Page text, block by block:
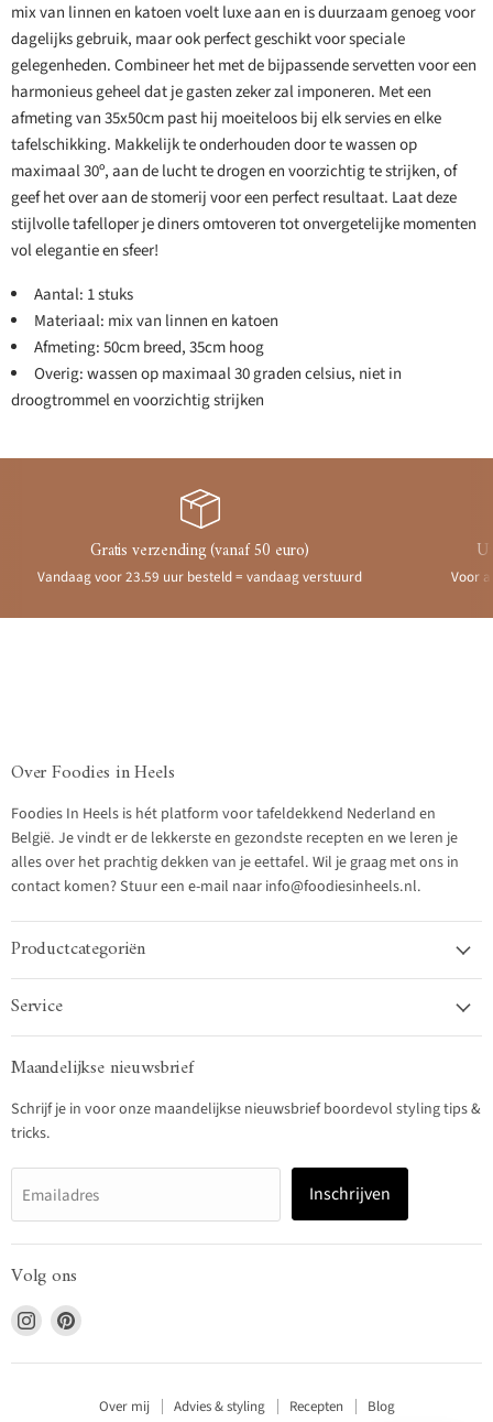
mix van linnen en katoen voelt luxe aan en is duurzaam genoeg voor
dagelijks gebruik, maar ook perfect geschikt voor speciale
gelegenheden. Combineer het met de bijpassende servetten voor een
harmonieus geheel dat je gasten zeker zal imponeren. Met een
afmeting van 35x50cm past hij moeiteloos bij elk servies en elke
tafelschikking. Makkelijk te onderhouden door te wassen op
maximaal 30º, aan de lucht te drogen en voorzichtig te strijken, of
geef het over aan de stomerij voor een perfect resultaat. Laat deze
stijlvolle tafelloper je diners omtoveren tot onvergetelijke momenten
vol elegantie en sfeer!
Aantal: 1 stuks
Materiaal: mix van linnen en katoen
Afmeting: 50cm breed, 35cm hoog
Overig: wassen op maximaal 30 graden celsius, niet in
droogtrommel en voorzichtig strijken
Gratis verzending (vanaf 50 euro)
Vandaag voor 23.59 uur besteld = vandaag verstuurd Voor
Over Foodies in Heels
Foodies In Heels is hét platform voor tafeldekkend Nederland en
België. Je vindt er de lekkerste en gezondste recepten en we leren je
alles over het prachtig dekken van je eettafel. Wil je graag met ons in
contact komen? Stuur een e-mail naar info@foodiesinheels.nl.
Productcategoriën
Service
Maandelijkse nieuwsbrief
Schrijf je in voor onze maandelijkse nieuwsbrief boordevol styling tips &
tricks.
Emailadres Inschrijven
Volg ons
Vind
ons
op
Vind
op
Over mij Advies & styling Recepten Blog